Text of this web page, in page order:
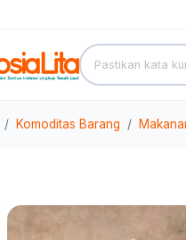
Komoditas Barang